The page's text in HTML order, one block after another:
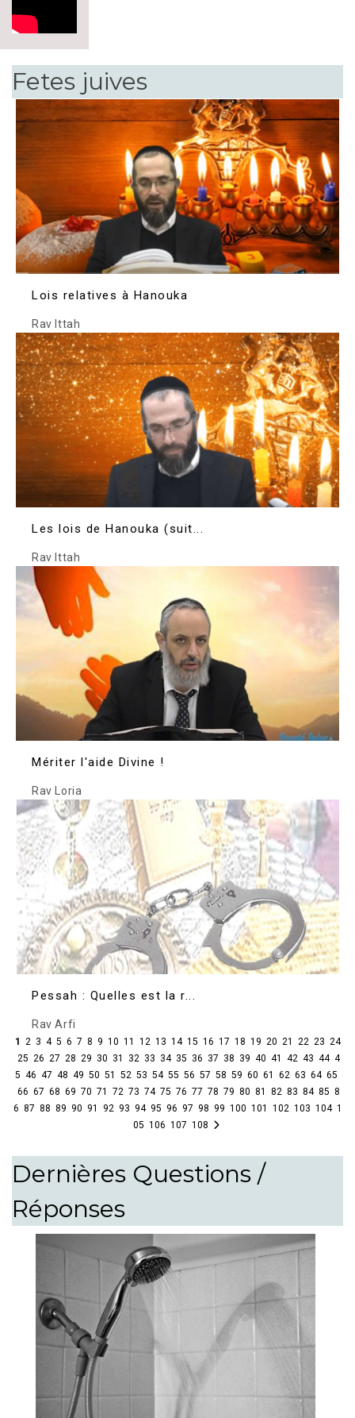
Fetes juives
Lois relatives à Hanouka
Rav Ittah
Les lois de Hanouka (suit...
Rav Ittah
Mériter l'aide Divine !
Rav Loria
Pessah : Quelles est la r...
Rav Arfi
1 2 3 4 5 6 7 8 9 10 11 12 13 14 15 16 17 18 19 20 21 22 23 24
25 26 27 28 29 30 31 32 33 34 35 36 37 38 39 40 41 42 43 44 4
5 46 47 48 49 50 51 52 53 54 55 56 57 58 59 60 61 62 63 64 65
66 67 68 69 70 71 72 73 74 75 76 77 78 79 80 81 82 83 84 85 8
6 87 88 89 90 91 92 93 94 95 96 97 98 99 100 101 102 103 104 1
05 106 107 108
Dernières Questions /
Réponses